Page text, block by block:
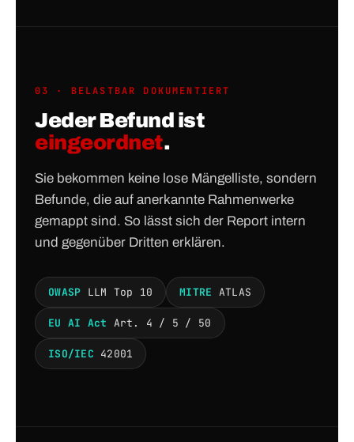
03 · BELASTBAR DOKUMENTIERT
Jeder Befund ist
eingeordnet.
Sie bekommen keine lose Mängelliste, sondern
Befunde, die auf anerkannte Rahmenwerke
gemappt sind. So lässt sich der Report intern
und gegenüber Dritten erklären.
OWASP LLM Top 10 MITRE ATLAS
EU AI Act Art. 4 / 5 / 50
ISO/IEC 42001